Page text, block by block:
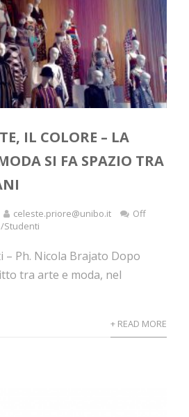
IL COLORE – LA
SI FA SPAZIO TRA
celeste.priore@unibo.it
Off
Studenti
– Ph. Nicola Brajato Dopo
tra arte e moda, nel
+ READ MORE